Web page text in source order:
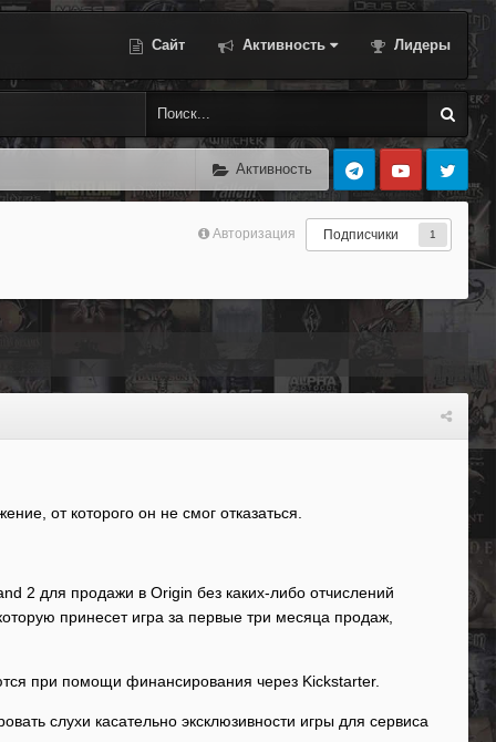
Сайт Активность Лидеры
Активность
Авторизация Подписчики 1
от которого он не смог отказаться.
2 для продажи в Origin без каких-либо отчислений
принесет игра за первые три месяца продаж,
при помощи финансирования через Kickstarter.
слухи касательно эксклюзивности игры для сервиса